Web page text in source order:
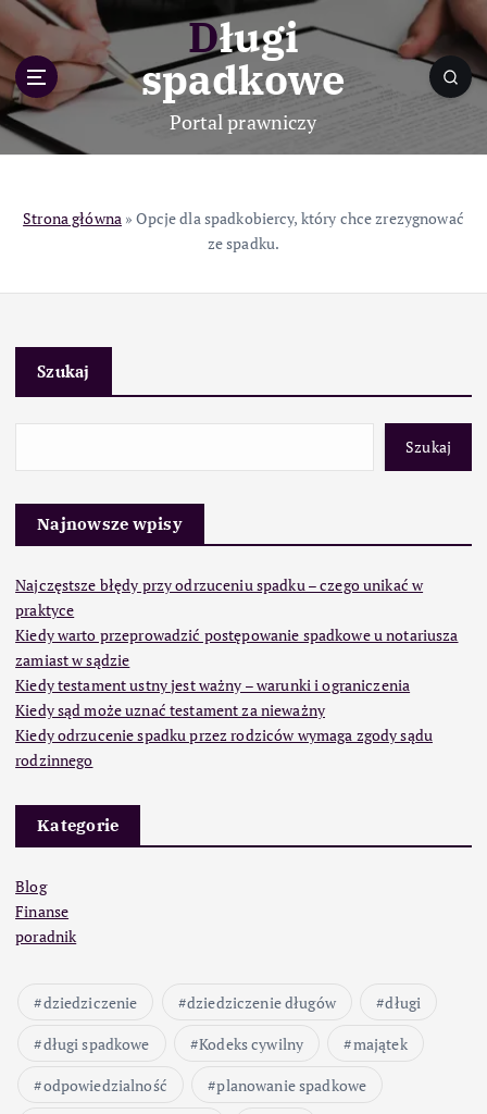
p
o
c
Długi
spadkowe
Portal prawniczy
Strona główna»Opcje dla spadkobiercy, który chce zrezygnować
ze spadku.
Szukaj
Szukaj
Najnowsze wpisy
Najczęstsze błędy przy odrzuceniu spadku – czego unikać w
praktyce
Kiedy warto przeprowadzić postępowanie spadkowe u notariusza
zamiast w sądzie
Kiedy testament ustny jest ważny – warunki i ograniczenia
Kiedy sąd może uznać testament za nieważny
Kiedy odrzucenie spadku przez rodziców wymaga zgody sądu
rodzinnego
Kategorie
Blog
Finanse
poradnik
dziedziczenie dziedziczenie długów
długi
długi spadkowe
Kodeks cywilny
majątek
odpowiedzialność
planowanie spadkowe